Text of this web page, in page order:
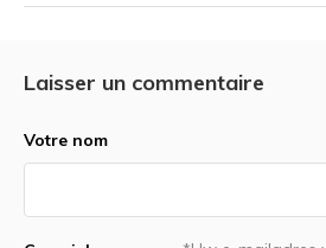
Laisser un commentaire
Votre nom